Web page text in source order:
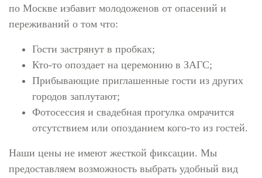
по Москве избавит молодоженов от опасений и
переживаний о том что:
Гости застрянут в пробках;
Кто-то опоздает на церемонию в ЗАГС;
Прибывающие приглашенные гости из других
городов заплутают;
Фотосессия и свадебная прогулка омрачится
отсутствием или опозданием кого-то из гостей.
Наши цены не имеют жесткой фиксации. Мы
предоставляем возможность выбрать удобный вид